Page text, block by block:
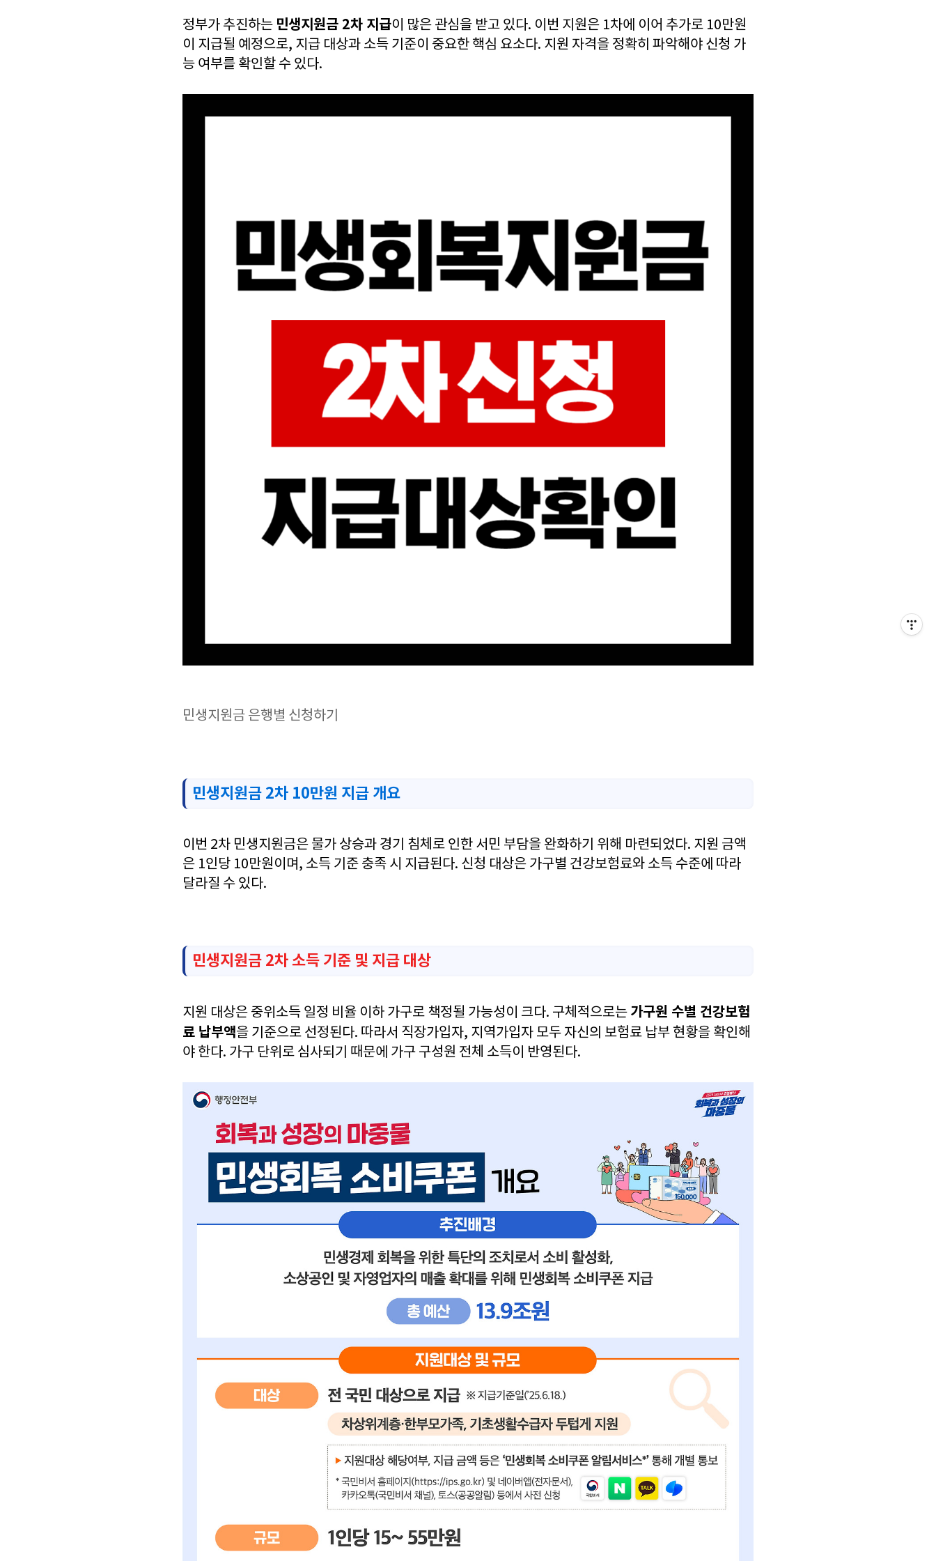
정부가 추진하는 민생지원금 2차 지급이 많은 관심을 받고 있다. 이번 지원은 1차에 이어 추가로 10만원
이 지급될 예정으로, 지급 대상과 소득 기준이 중요한 핵심 요소다. 지원 자격을 정확히 파악해야 신청 가
능 여부를 확인할 수 있다.
민생지원금 은행별 신청하기
민생지원금 2차 10만원 지급 개요
이번 2차 민생지원금은 물가 상승과 경기 침체로 인한 서민 부담을 완화하기 위해 마련되었다. 지원 금액
은 1인당 10만원이며, 소득 기준 충족 시 지급된다. 신청 대상은 가구별 건강보험료와 소득 수준에 따라
달라질 수 있다.
민생지원금 2차 소득 기준 및 지급 대상
지원 대상은 중위소득 일정 비율 이하 가구로 책정될 가능성이 크다. 구체적으로는 가구원 수별 건강보험
료 납부액을 기준으로 선정된다. 따라서 직장가입자, 지역가입자 모두 자신의 보험료 납부 현황을 확인해
야 한다. 가구 단위로 심사되기 때문에 가구 구성원 전체 소득이 반영된다.